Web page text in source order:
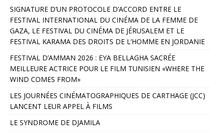
SIGNATURE D’UN PROTOCOLE D’ACCORD ENTRE LE
FESTIVAL INTERNATIONAL DU CINÉMA DE LA FEMME DE
GAZA, LE FESTIVAL DU CINÉMA DE JÉRUSALEM ET LE
FESTIVAL KARAMA DES DROITS DE L’HOMME EN JORDANIE
FESTIVAL D’AMMAN 2026 : EYA BELLAGHA SACRÉE
MEILLEURE ACTRICE POUR LE FILM TUNISIEN «WHERE THE
WIND COMES FROM»
LES JOURNÉES CINÉMATOGRAPHIQUES DE CARTHAGE (JCC)
LANCENT LEUR APPEL À FILMS
LE SYNDROME DE DJAMILA